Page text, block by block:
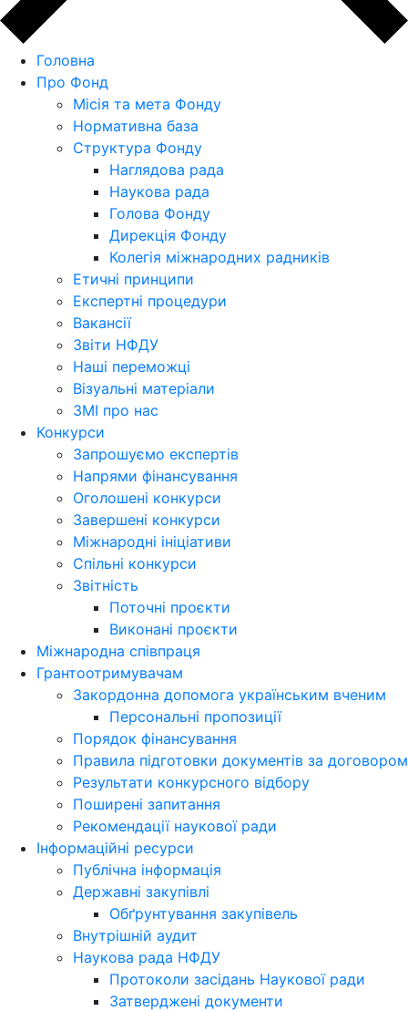
Головна
Про Фонд
Місія та мета Фонду
Нормативна база
Структура Фонду
Наглядова рада
Наукова рада
Голова Фонду
Дирекція Фонду
Колегія міжнародних радників
Етичні принципи
Експертні процедури
Вакансії
Звіти НФДУ
Наші переможці
Візуальні матеріали
ЗМІ про нас
Конкурси
Запрошуємо експертів
Напрями фінансування
Оголошені конкурси
Завершені конкурси
Міжнародні ініціативи
Спільні конкурси
Звітність
Поточні проєкти
Виконані проєкти
Міжнародна співпраця
Грантоотримувачам
Закордонна допомога українським вченим
Персональні пропозиції
Порядок фінансування
Правила підготовки документів за договором
Результати конкурсного відбору
Поширені запитання
Рекомендації наукової ради
Інформаційні ресурси
Публічна інформація
Державні закупівлі
Обґрунтування закупівель
Внутрішній аудит
Наукова рада НФДУ
Протоколи засідань Наукової ради
Затверджені документи